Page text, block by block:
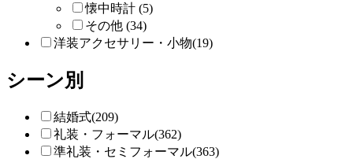
懐中時計 (5)
その他 (34)
洋装アクセサリー・小物(19)
シーン別
結婚式(209)
礼装・フォーマル(362)
準礼装・セミフォーマル(363)